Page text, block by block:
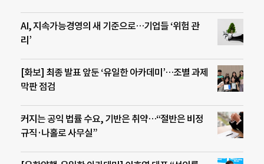
AI, 지속가능경영의 새 기준으로…기업들 ‘위험 관
리’
[화보] 최종 발표 앞둔 ‘유일한 아카데미’…조별 과제
막판 점검
커지는 공익 법률 수요, 기반은 취약…“절반은 비정
규직·나홀로 사무실”